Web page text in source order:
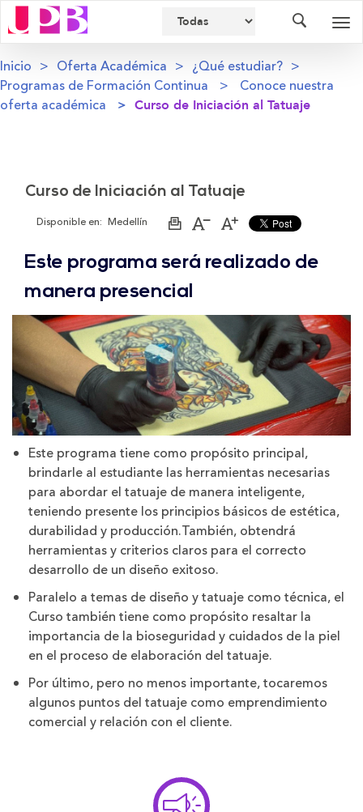
Inicio Oferta Académica
¿Qué estudiar?
Programas de Formación Continua
Conoce nuestra
oferta académica
Curso de Iniciación al Tatuaje
Curso de Iniciación al Tatuaje
Disponible en: Medellín
ImprimirAumentar
de
Disminuir
de
Este programa será realizado de
manera presencial
Este programa tiene como propósito principal,
brindarle al estudiante las herramientas necesarias
para abordar el tatuaje de manera inteligente,
teniendo presente los principios básicos de estética,
durabilidad y producción.También, obtendrá
herramientas y criterios claros para el correcto
desarrollo de un diseño exitoso.
Paralelo a temas de diseño y tatuaje como técnica, el
Curso también tiene como propósito resaltar la
importancia de la bioseguridad y cuidados de la piel
en el proceso de elaboración del tatuaje.
Por último, pero no menos importante, tocaremos
algunos puntos del tatuaje como emprendimiento
comercial y relación con el cliente.